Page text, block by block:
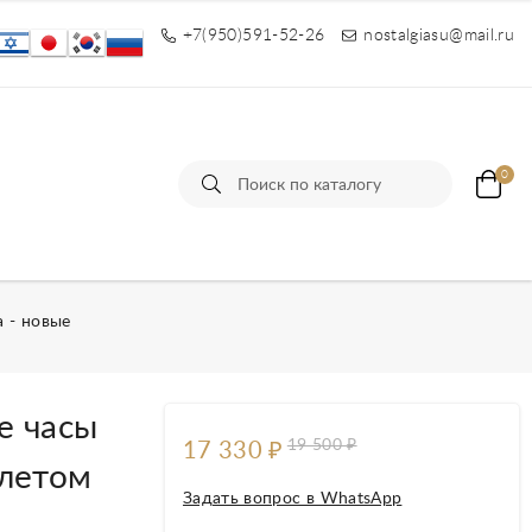
+7(950)591-52-26 nostalgiasu@mail.ru
0
- новые
часы
17 330₽ 19 500₽
Задать вопрос в WhatsApp